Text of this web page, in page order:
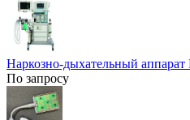
Наркозно-дыхательный аппарат
По запросу